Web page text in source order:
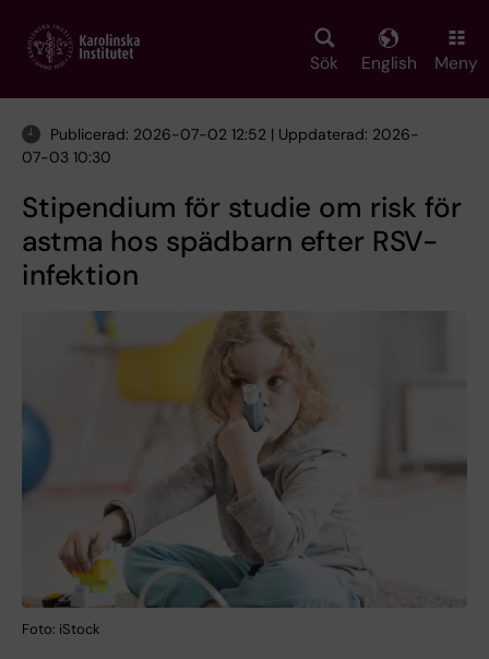
main
Sök English Meny
Publicerad: 2026-07-02 12:52 | Uppdaterad: 2026-
07-03 10:30
Stipendium för studie om risk för
astma hos spädbarn efter RSV-
infektion
Foto: iStock